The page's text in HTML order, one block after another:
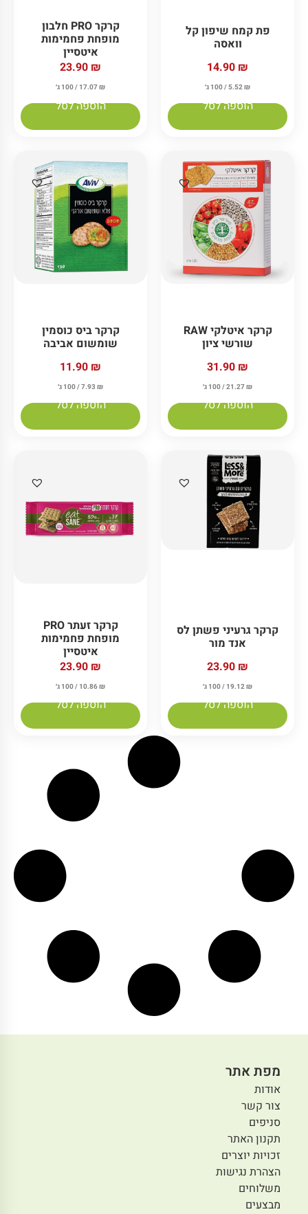
פת קמח שיפון קל
וואסה
14.90 ₪
5.52₪ / 100 ג׳
הוספה לסל
קרקר PRO חלבון
מופחת פחמימות
איטסיין
23.90 ₪
17.07₪ / 100 ג׳
הוספה לסל
קרקר איטלקי RAW
שורשי ציון
31.90 ₪
21.27₪ / 100 ג׳
הוספה לסל
קרקר ביס כוסמין
שומשום אביבה
11.90 ₪
7.93 ₪ / 100 ג׳
הוספה לסל
קרקר גרעיני פשתן לס
אנד מור
23.90 ₪
19.12₪ / 100 ג׳
הוספה לסל
קרקר זעתר PRO
מופחת פחמימות
איטסיין
23.90 ₪
10.86₪ / 100 ג׳
הוספה לסל
מפת אתר
אודות
צור קשר
סניפים
תקנון האתר
זכויות יוצרים
הצהרת נגישות
משלוחים
מבצעים